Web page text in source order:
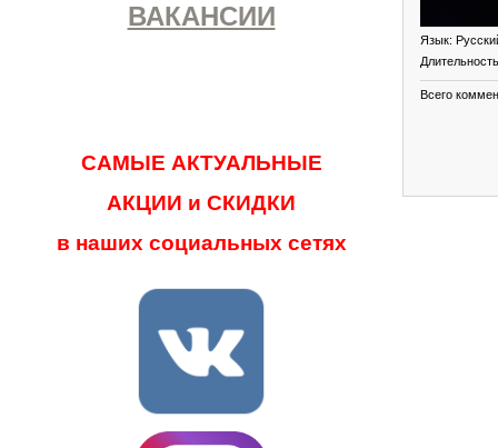
ВАКАНСИИ
САМЫЕ АКТУАЛЬНЫЕ
АКЦИИ и СКИДКИ
в наших социальных сетях
Язык:
Всего